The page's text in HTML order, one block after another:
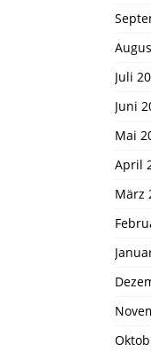
Juli
Juni
Mai
April
März